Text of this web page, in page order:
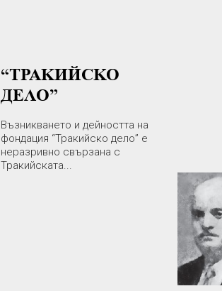
“ТРАКИЙСКО
ДЕЛО”
Възникването и дейността на
фондация “Тракийско дело” е
неразривно свързана с
Тракийската...